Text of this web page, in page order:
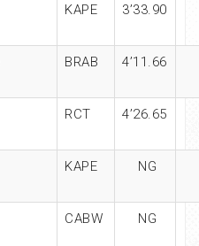
KAPE 3’33.90
BRAB 4’11.66
RCT 4’26.65
KAPE NG
CABW NG